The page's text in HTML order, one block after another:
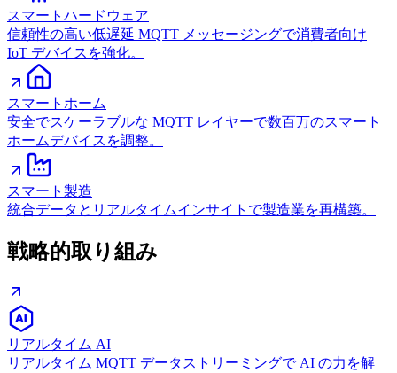
スマートハードウェア
信頼性の高い低遅延 MQTT メッセージングで消費者向け
IoT デバイスを強化。
スマートホーム
安全でスケーラブルな MQTT レイヤーで数百万のスマート
ホームデバイスを調整。
スマート製造
統合データとリアルタイムインサイトで製造業を再構築。
戦略的取り組み
リアルタイム AI
リアルタイム MQTT データストリーミングで AI の力を解